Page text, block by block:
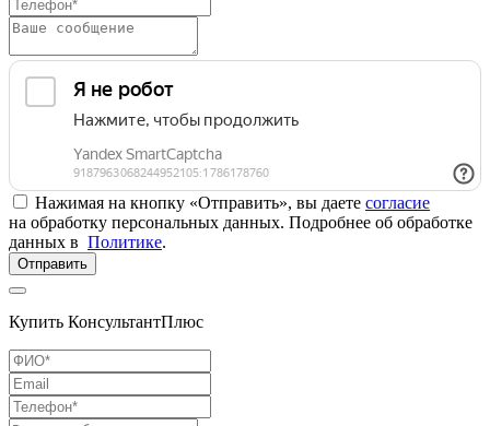
Нажимая на кнопку «Отправить», вы даете согласие
на обработку персональных данных. Подробнее об обработке
данных в Политике.
Отправить
Купить КонсультантПлюс